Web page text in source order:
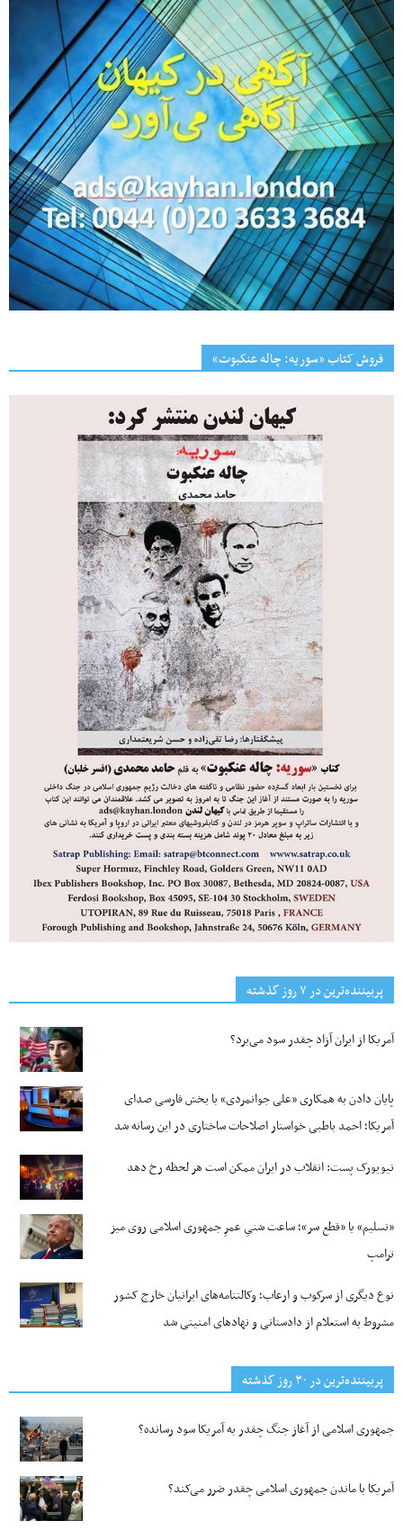
فروش کتاب «سوریه: چاله عنکبوت»
پربیننده‌ترین‌ در ۷ روز گذشته
آمریکا از ایران آزاد چقدر سود می‌برد؟
پایان دادن به همکاری «علی جوانمردی» با بخش فارسی صدای
آمریکا؛ احمد باطبی خواستار اصلاحات ساختاری در این رسانه شد
نیویورک پست: انقلاب در ایران ممکن است هر لحظه رخ دهد
«تسلیم» یا «قطع سر»؛ ساعت شنیِ عمرِ جمهوری اسلامی روی میز
ترامپ
نوع دیگری از سرکوب و ارعاب؛ وکالتنامه‌های ایرانیان خارج کشور
مشروط به استعلام از دادستانی و نهادهای امنیتی شد
پربیننده‌ترین‌ در ۳۰ روز گذشته
جمهوری اسلامی از آغاز جنگ چقدر به آمریکا سود رسانده؟
آمریکا با ماندن جمهوری اسلامی چقدر ضرر می‌کند؟